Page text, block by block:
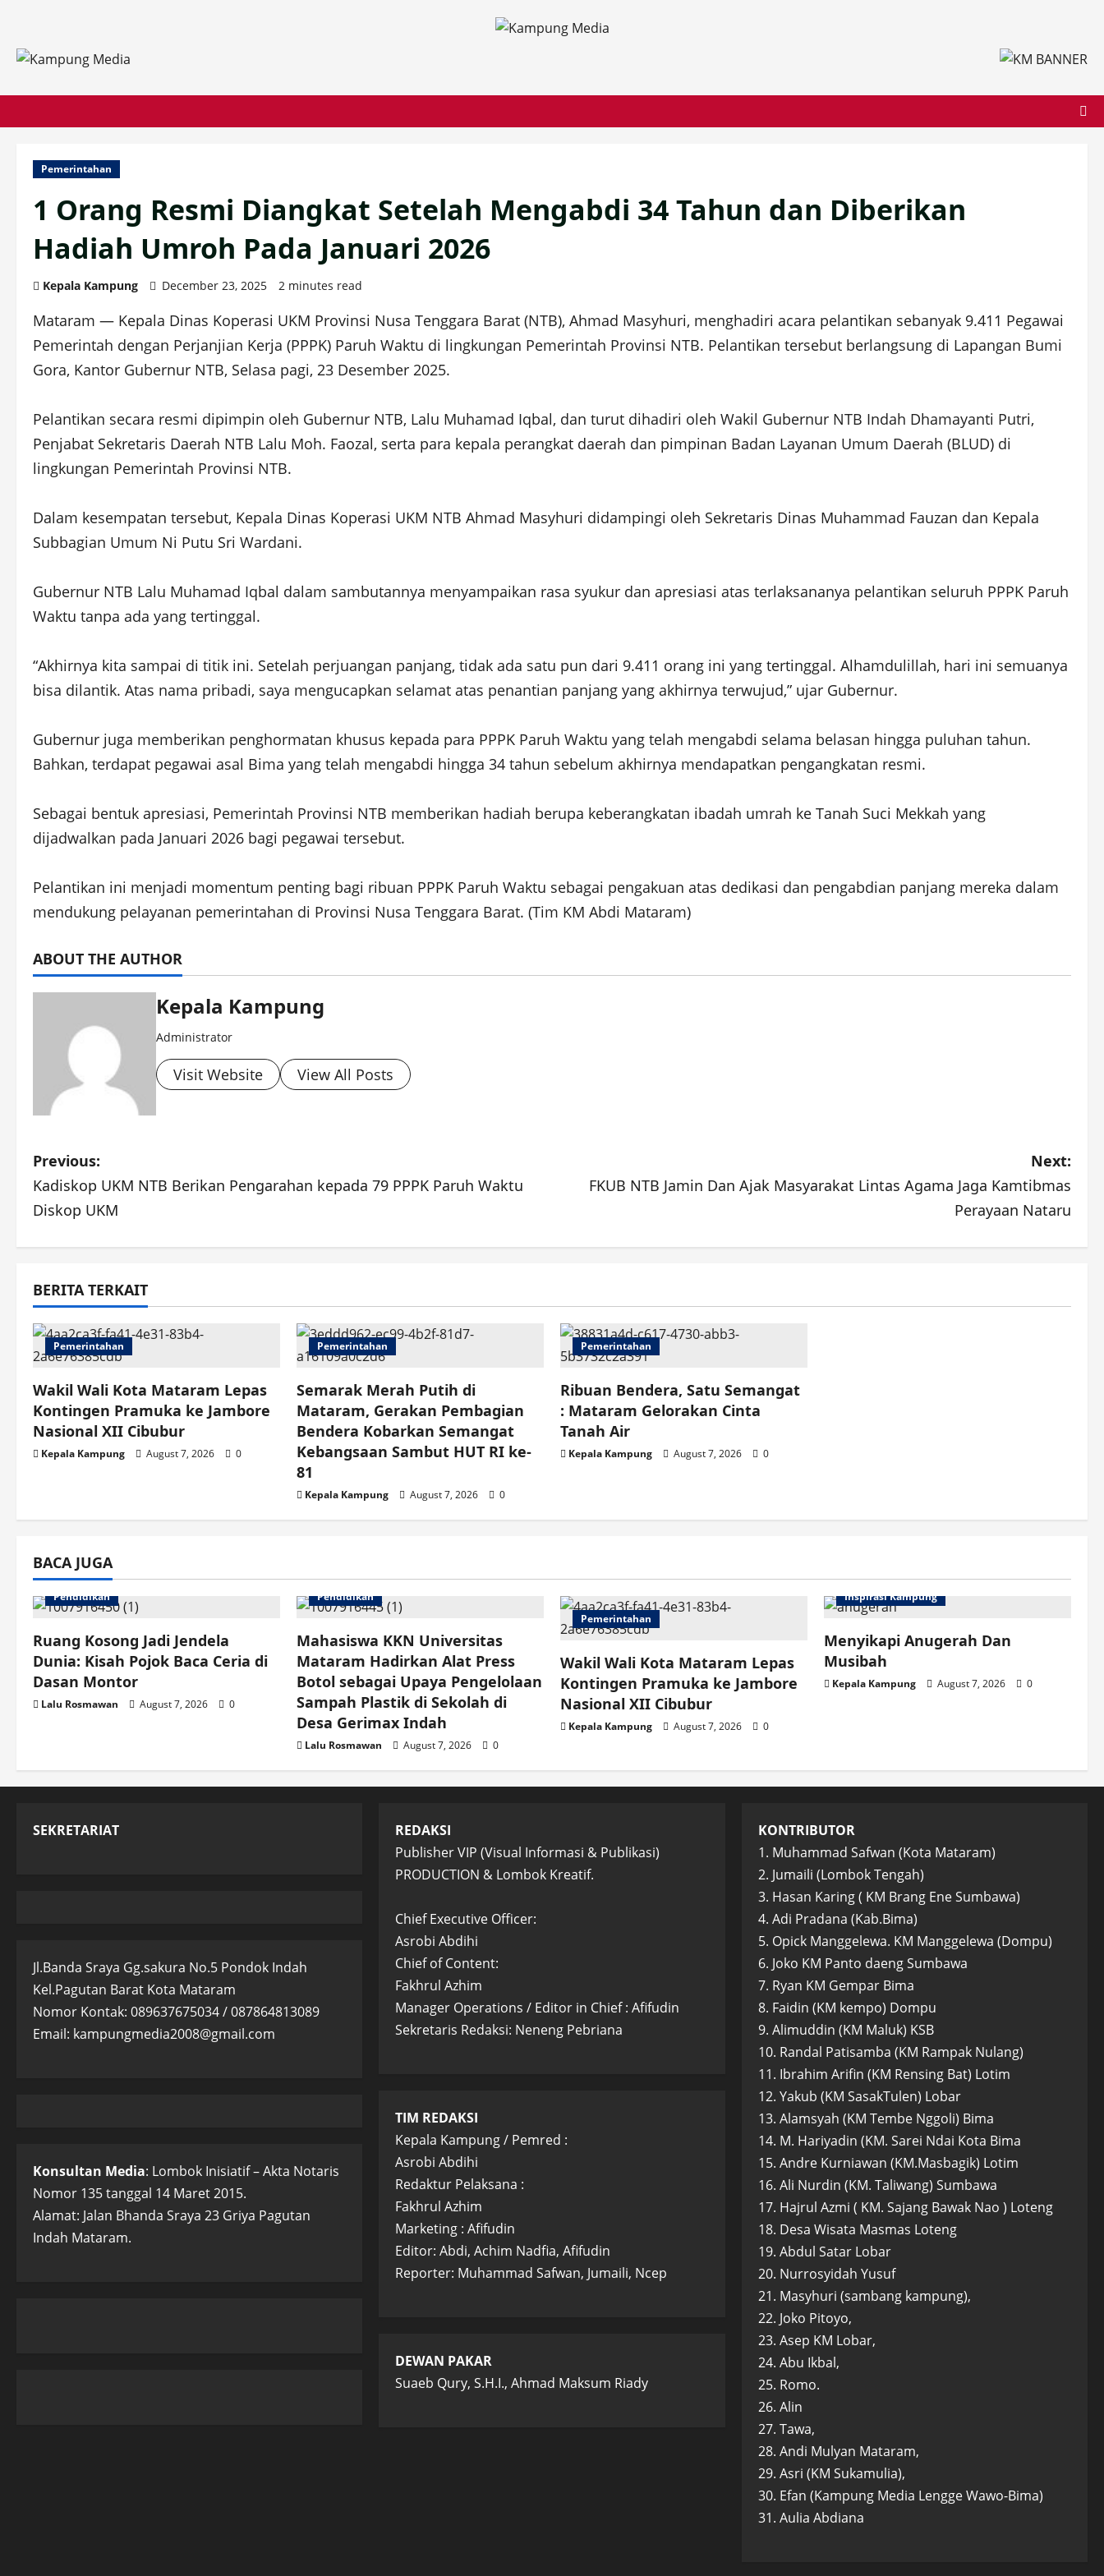
content
Pemerintahan
1 Orang Resmi Diangkat Setelah Mengabdi 34 Tahun dan Diberikan
Hadiah Umroh Pada Januari 2026
Kepala Kampung December 23, 2025 2 minutes read
Mataram — Kepala Dinas Koperasi UKM Provinsi Nusa Tenggara Barat (NTB), Ahmad Masyhuri, menghadiri acara pelantikan sebanyak 9.411 Pegawai
Pemerintah dengan Perjanjian Kerja (PPPK) Paruh Waktu di lingkungan Pemerintah Provinsi NTB. Pelantikan tersebut berlangsung di Lapangan Bumi
Gora, Kantor Gubernur NTB, Selasa pagi, 23 Desember 2025.
Pelantikan secara resmi dipimpin oleh Gubernur NTB, Lalu Muhamad Iqbal, dan turut dihadiri oleh Wakil Gubernur NTB Indah Dhamayanti Putri,
Penjabat Sekretaris Daerah NTB Lalu Moh. Faozal, serta para kepala perangkat daerah dan pimpinan Badan Layanan Umum Daerah (BLUD) di
lingkungan Pemerintah Provinsi NTB.
Dalam kesempatan tersebut, Kepala Dinas Koperasi UKM NTB Ahmad Masyhuri didampingi oleh Sekretaris Dinas Muhammad Fauzan dan Kepala
Subbagian Umum Ni Putu Sri Wardani.
Gubernur NTB Lalu Muhamad Iqbal dalam sambutannya menyampaikan rasa syukur dan apresiasi atas terlaksananya pelantikan seluruh PPPK Paruh
Waktu tanpa ada yang tertinggal.
“Akhirnya kita sampai di titik ini. Setelah perjuangan panjang, tidak ada satu pun dari 9.411 orang ini yang tertinggal. Alhamdulillah, hari ini semuanya
bisa dilantik. Atas nama pribadi, saya mengucapkan selamat atas penantian panjang yang akhirnya terwujud,” ujar Gubernur.
Gubernur juga memberikan penghormatan khusus kepada para PPPK Paruh Waktu yang telah mengabdi selama belasan hingga puluhan tahun.
Bahkan, terdapat pegawai asal Bima yang telah mengabdi hingga 34 tahun sebelum akhirnya mendapatkan pengangkatan resmi.
Sebagai bentuk apresiasi, Pemerintah Provinsi NTB memberikan hadiah berupa keberangkatan ibadah umrah ke Tanah Suci Mekkah yang
dijadwalkan pada Januari 2026 bagi pegawai tersebut.
Pelantikan ini menjadi momentum penting bagi ribuan PPPK Paruh Waktu sebagai pengakuan atas dedikasi dan pengabdian panjang mereka dalam
mendukung pelayanan pemerintahan di Provinsi Nusa Tenggara Barat. (Tim KM Abdi Mataram)
ABOUT THE AUTHOR
Kepala Kampung
Administrator
Visit Website View All Posts
P
o
n
a
v
i
g
o
n
Previous:
Kadiskop UKM NTB Berikan Pengarahan kepada 79 PPPK Paruh Waktu
Diskop UKM
Next:
FKUB NTB Jamin Dan Ajak Masyarakat Lintas Agama Jaga Kamtibmas
Perayaan Nataru
BERITA TERKAIT
Pemerintahan
Wakil Wali Kota Mataram Lepas
Kontingen Pramuka ke Jambore
Nasional XII Cibubur
Kepala Kampung August 7, 2026 0
Pemerintahan
Semarak Merah Putih di
Mataram, Gerakan Pembagian
Bendera Kobarkan Semangat
Kebangsaan Sambut HUT RI ke-
81
Kepala Kampung August 7, 2026 0
Pemerintahan
Ribuan Bendera, Satu Semangat
: Mataram Gelorakan Cinta
Tanah Air
Kepala Kampung August 7, 2026 0
BACA JUGA
Pendidikan
Ruang Kosong Jadi Jendela
Dunia: Kisah Pojok Baca Ceria di
Dasan Montor
Lalu Rosmawan August 7, 2026 0
Pendidikan
Mahasiswa KKN Universitas
Mataram Hadirkan Alat Press
Botol sebagai Upaya Pengelolaan
Sampah Plastik di Sekolah di
Desa Gerimax Indah
Lalu Rosmawan August 7, 2026 0
Pemerintahan
Wakil Wali Kota Mataram Lepas
Kontingen Pramuka ke Jambore
Nasional XII Cibubur
Kepala Kampung August 7, 2026 0
Inspirasi Kampung
Menyikapi Anugerah Dan
Musibah
Kepala Kampung August 7, 2026 0
SEKRETARIAT
Jl.Banda Sraya Gg.sakura No.5 Pondok Indah
Kel.Pagutan Barat Kota Mataram
Nomor Kontak: 089637675034 / 087864813089
Email: kampungmedia2008@gmail.com
Konsultan Media: Lombok Inisiatif – Akta Notaris
Nomor 135 tanggal 14 Maret 2015.
Alamat: Jalan Bhanda Sraya 23 Griya Pagutan
Indah Mataram.
REDAKSI
Publisher VIP (Visual Informasi & Publikasi)
PRODUCTION & Lombok Kreatif.
Chief Executive Officer:
Asrobi Abdihi
Chief of Content:
Fakhrul Azhim
Manager Operations / Editor in Chief : Afifudin
Sekretaris Redaksi: Neneng Pebriana
TIM REDAKSI
Kepala Kampung / Pemred :
Asrobi Abdihi
Redaktur Pelaksana :
Fakhrul Azhim
Marketing : Afifudin
Editor: Abdi, Achim Nadfia, Afifudin
Reporter: Muhammad Safwan, Jumaili, Ncep
DEWAN PAKAR
Suaeb Qury, S.H.I., Ahmad Maksum Riady
KONTRIBUTOR
1. Muhammad Safwan (Kota Mataram)
2. Jumaili (Lombok Tengah)
3. Hasan Karing ( KM Brang Ene Sumbawa)
4. Adi Pradana (Kab.Bima)
5. Opick Manggelewa. KM Manggelewa (Dompu)
6. Joko KM Panto daeng Sumbawa
7. Ryan KM Gempar Bima
8. Faidin (KM kempo) Dompu
9. Alimuddin (KM Maluk) KSB
10. Randal Patisamba (KM Rampak Nulang)
11. Ibrahim Arifin (KM Rensing Bat) Lotim
12. Yakub (KM SasakTulen) Lobar
13. Alamsyah (KM Tembe Nggoli) Bima
14. M. Hariyadin (KM. Sarei Ndai Kota Bima
15. Andre Kurniawan (KM.Masbagik) Lotim
16. Ali Nurdin (KM. Taliwang) Sumbawa
17. Hajrul Azmi ( KM. Sajang Bawak Nao ) Loteng
18. Desa Wisata Masmas Loteng
19. Abdul Satar Lobar
20. Nurrosyidah Yusuf
21. Masyhuri (sambang kampung),
22. Joko Pitoyo,
23. Asep KM Lobar,
24. Abu Ikbal,
25. Romo.
26. Alin
27. Tawa,
28. Andi Mulyan Mataram,
29. Asri (KM Sukamulia),
30. Efan (Kampung Media Lengge Wawo-Bima)
31. Aulia Abdiana